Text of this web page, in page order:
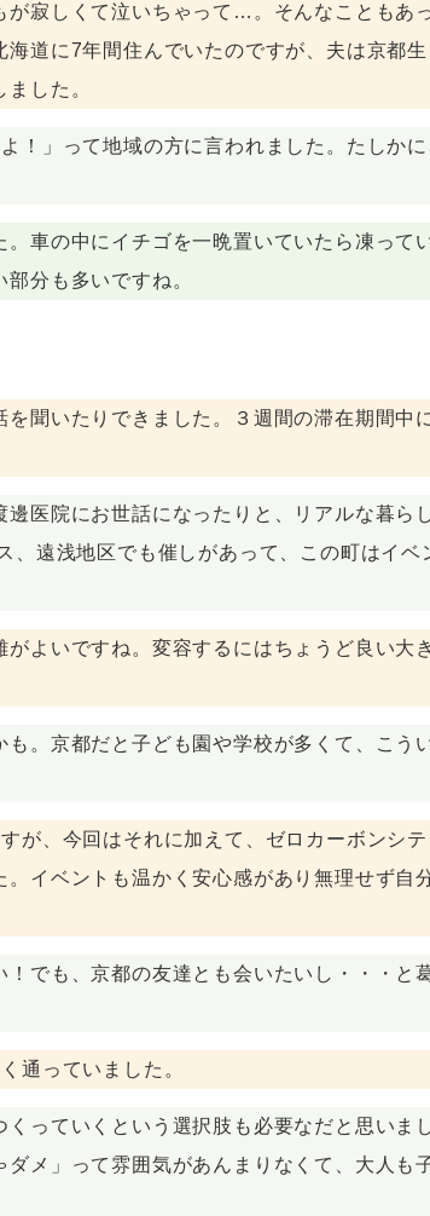
寂しくて泣いちゃって…。そんなこともあ
道に7年間住んでいたのですが、夫は京都
した。
！」って地域の方に言われました。たしか
車の中にイチゴを一晩置いていたら凍って
分も多いですね。
聞いたりできました。３週間の滞在期間中
医院にお世話になったりと、リアルな暮ら
遠浅地区でも催しがあって、この町はイベ
よいですね。変容するにはちょうど良い大
。京都だと子ども園や学校が多くて、こう
が、今回はそれに加えて、ゼロカーボンシ
イベントも温かく安心感があり無理せず自
でも、京都の友達とも会いたいし・・・と
通っていました。
っていくという選択肢も必要なだと思いま
メ」って雰囲気があんまりなくて、大人も